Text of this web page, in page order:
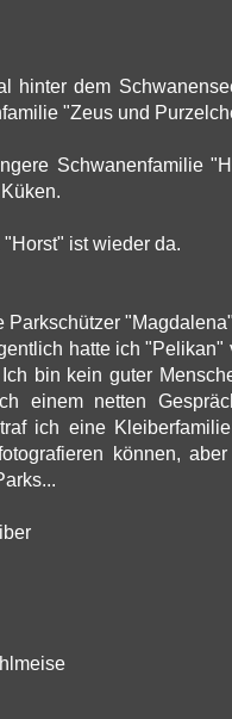
hinter dem
"Zeus und
Schwanenfamilie
ist wieder da.
Parkschützer
hatte ich
bin kein guter
einem netten
ich eine
können,